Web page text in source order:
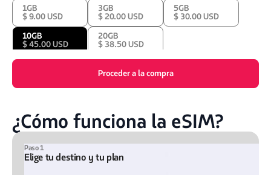
1GB
$ 9.00 USD
3GB
$ 20.00 USD
5GB
$ 30.00 USD
10GB
$ 45.00 USD
20GB
$ 38.50 USD
Proceder a la compra
¿Cómo funciona la eSIM?
Paso 1
Elige tu destino y tu plan